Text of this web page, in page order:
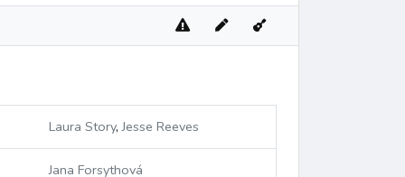
Laura Story, Jesse Reeves
Jana Forsythová